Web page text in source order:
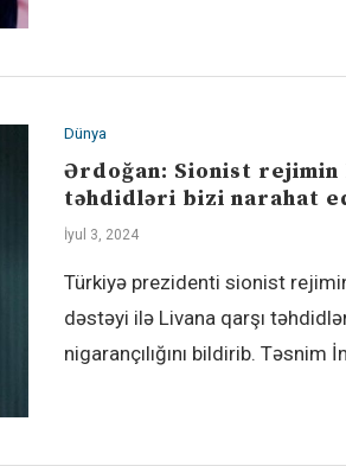
Dünya
Ərdoğan: Sionist rejimin
təhdidləri bizi narahat
İyul 3, 2024
Türkiyə prezidenti sionist
dəstəyi ilə Livana qarşı
nigarançılığını bildirib. Təsnim